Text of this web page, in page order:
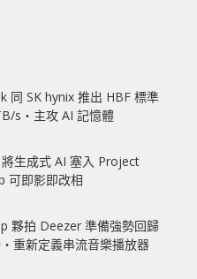
同 SK hynix 推出 HBF 標準
s‧主攻 AI 記憶體
生成式 AI 塞入 Project
即影即改相
夥拍 Deezer 準備強勢回歸
重新定義串流音樂播放器